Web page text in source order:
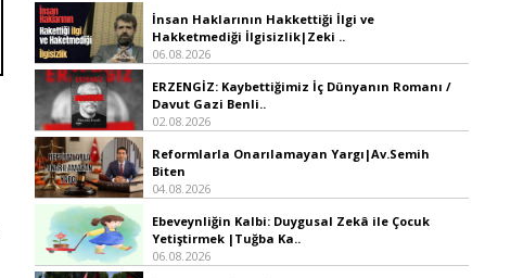
İnsan Haklarının Hakkettiği İlgi ve
Hakketmediği İlgisizlik|Zeki ..
06.08.2026
ERZENGİZ: Kaybettiğimiz İç Dünyanın Romanı /
Davut Gazi Benli..
02.08.2026
Reformlarla Onarılamayan Yargı|Av.Semih
Biten
04.08.2026
Ebeveynliğin Kalbi: Duygusal Zekâ ile Çocuk
Yetiştirmek |Tuğba Ka..
06.08.2026